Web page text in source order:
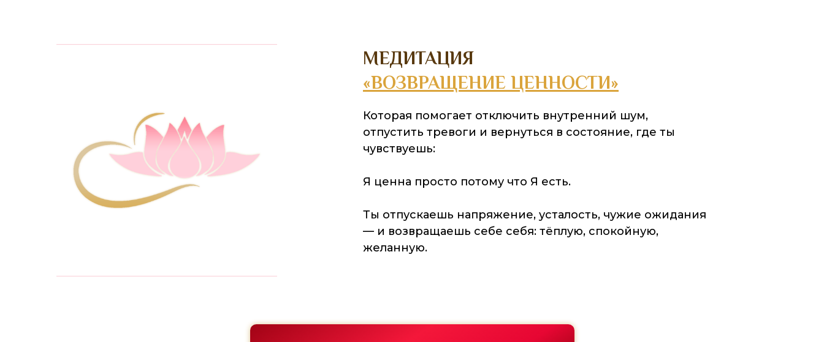
МЕДИТАЦИЯ
«ВОЗВРАЩЕНИЕ ЦЕННОСТИ»
Которая помогает отключить внутренний шум,
отпустить тревоги и вернуться в состояние, где ты
чувствуешь:
Я ценна просто потому что Я есть.
Ты отпускаешь напряжение, усталость, чужие ожидания
— и возвращаешь себе себя: тёплую, спокойную,
желанную.